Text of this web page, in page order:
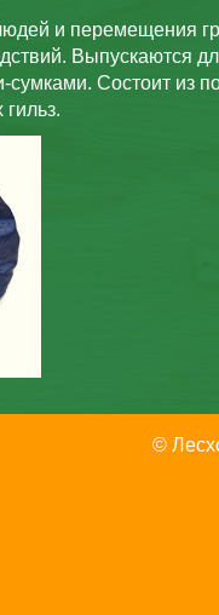
и перемещения
Выпускаются
сумками. Состоит из
©